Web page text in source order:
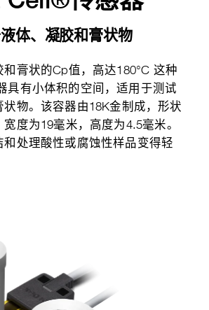
体、凝胶和膏状物
膏状的Cp值，高达180°C 这种
具有小体积的空间，适用于测试
状物。该容器由18K金制成，形状
度为19毫米，高度为4.5毫米。
和处理酸性或腐蚀性样品变得轻